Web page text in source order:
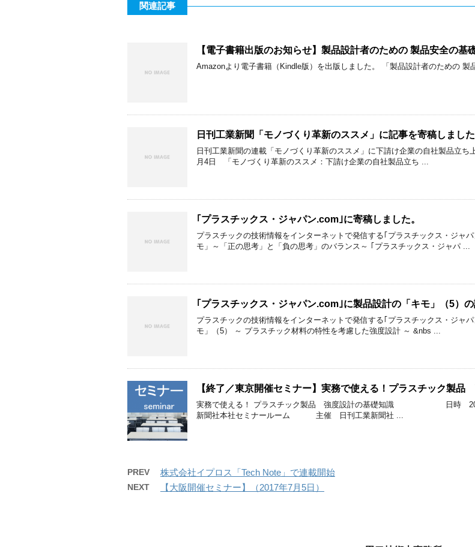
関連記事
【電子書籍出版のお知らせ】製品設計者のための 製品安全の基
Amazonより電子書籍（Kindle版）を出版しました。 「製品設計者のための
日刊工業新聞「モノづくり革新のススメ」に記事を寄稿しました
日刊工業新聞の連載「モノづくり革新のススメ」に下請け企業の自社製品立
月4日 「モノづくり革新のススメ：下請け企業の自社製品立ち ...
｢プラスチックス・ジャパン.com｣に寄稿しました。
プラスチックの技術情報をインターネットで発信する｢プラスチックス・ジャ
モ」～「正の思考」と「負の思考」のバランス～ ｢プラスチックス・ジャパ ...
｢プラスチックス・ジャパン.com｣に製品設計の「キモ」（5）の
プラスチックの技術情報をインターネットで発信する｢プラスチックス・ジャ
モ」（5） ～ プラスチック材料の特性を考慮した強度設計 ～ &nbs ...
【終了／東京開催セミナー】実務で使える！プラスチック製品
実務で使える！ プラスチック製品 強度設計の基礎知識 日時
新聞社本社セミナールーム 主催 日刊工業新聞社 ...
PREV 株式会社イプロス「Tech Note」で連載開始
NEXT 【大阪開催セミナー】（2017年7月5日）